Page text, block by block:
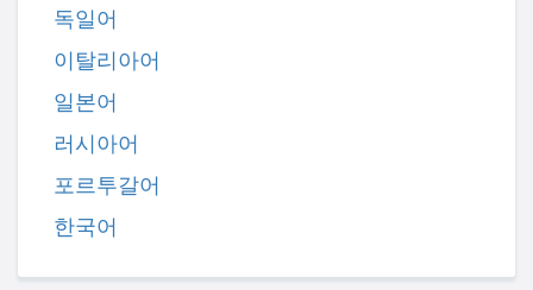
독일어
이탈리아어
일본어
러시아어
포르투갈어
한국어